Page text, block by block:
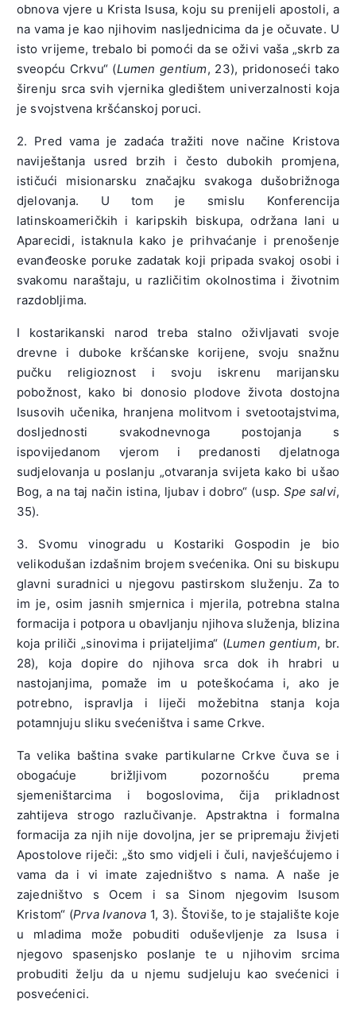
obnova vjere u Krista Isusa, koju su prenijeli apostoli, a
na vama je kao njihovim nasljednicima da je očuvate. U
isto vrijeme, trebalo bi pomoći da se oživi vaša „skrb za
sveopću Crkvu“ (Lumen gentium, 23), pridonoseći tako
širenju srca svih vjernika gledištem univerzalnosti koja
je svojstvena kršćanskoj poruci.
2. Pred vama je zadaća tražiti nove načine Kristova
naviještanja usred brzih i često dubokih promjena,
ističući misionarsku značajku svakoga dušobrižnoga
djelovanja. U tom je smislu Konferencija
latinskoameričkih i karipskih biskupa, održana lani u
Aparecidi, istaknula kako je prihvaćanje i prenošenje
evanđeoske poruke zadatak koji pripada svakoj osobi i
svakomu naraštaju, u različitim okolnostima i životnim
razdobljima.
I kostarikanski narod treba stalno oživljavati svoje
drevne i duboke kršćanske korijene, svoju snažnu
pučku religioznost i svoju iskrenu marijansku
pobožnost, kako bi donosio plodove života dostojna
Isusovih učenika, hranjena molitvom i svetootajstvima,
dosljednosti svakodnevnoga postojanja s
ispovijedanom vjerom i predanosti djelatnoga
sudjelovanja u poslanju „otvaranja svijeta kako bi ušao
Bog, a na taj način istina, ljubav i dobro“ (usp. Spe salvi,
35).
3. Svomu vinogradu u Kostariki Gospodin je bio
velikodušan izdašnim brojem svećenika. Oni su biskupu
glavni suradnici u njegovu pastirskom služenju. Za to
im je, osim jasnih smjernica i mjerila, potrebna stalna
formacija i potpora u obavljanju njihova služenja, blizina
koja priliči „sinovima i prijateljima“ (Lumen gentium, br.
28), koja dopire do njihova srca dok ih hrabri u
nastojanjima, pomaže im u poteškoćama i, ako je
potrebno, ispravlja i liječi možebitna stanja koja
potamnjuju sliku svećeništva i same Crkve.
Ta velika baština svake partikularne Crkve čuva se i
obogaćuje brižljivom pozornošću prema
sjemeništarcima i bogoslovima, čija prikladnost
zahtijeva strogo razlučivanje. Apstraktna i formalna
formacija za njih nije dovoljna, jer se pripremaju živjeti
Apostolove riječi: „što smo vidjeli i čuli, navješćujemo i
vama da i vi imate zajedništvo s nama. A naše je
zajedništvo s Ocem i sa Sinom njegovim Isusom
Kristom“ (Prva Ivanova 1, 3). Štoviše, to je stajalište koje
u mladima može pobuditi oduševljenje za Isusa i
njegovo spasenjsko poslanje te u njihovim srcima
probuditi želju da u njemu sudjeluju kao svećenici i
posvećenici.